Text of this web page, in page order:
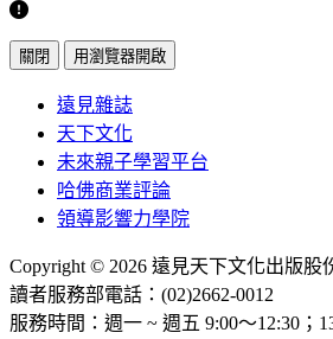
關閉 用瀏覽器開啟
遠見雜誌
天下文化
未來親子學習平台
哈佛商業評論
領導影響力學院
Copyright © 2026 遠見天下文化出版股
讀者服務部電話：(02)2662-0012
服務時間：週一 ~ 週五 9:00～12:30；